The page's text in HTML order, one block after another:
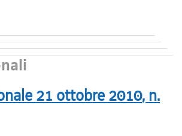
21 ottobre 2010, n.